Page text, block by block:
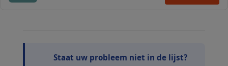
Staat uw probleem niet in de lijst?